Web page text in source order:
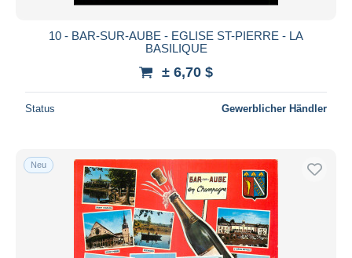
10 - BAR-SUR-AUBE - EGLISE ST-PIERRE - LA
BASILIQUE
± 6,70 $
Status Gewerblicher Händler
Neu